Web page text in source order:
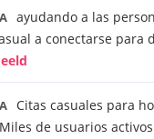
ayudando a las
a conectarse para
Citas casuales para
de usuarios